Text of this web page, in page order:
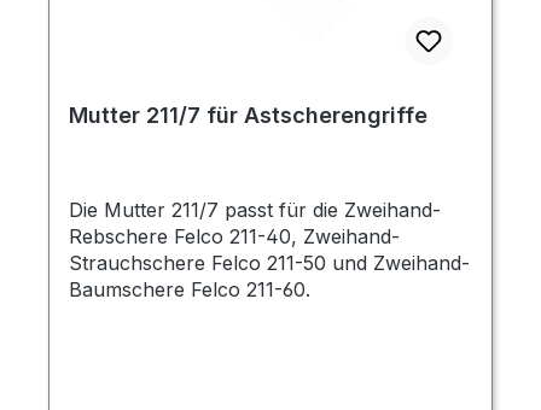
Mutter 211/7 für Astscherengriffe
Die Mutter 211/7 passt für die Zweihand-
Rebschere Felco 211-40, Zweihand-
Strauchschere Felco 211-50 und Zweihand-
Baumschere Felco 211-60.